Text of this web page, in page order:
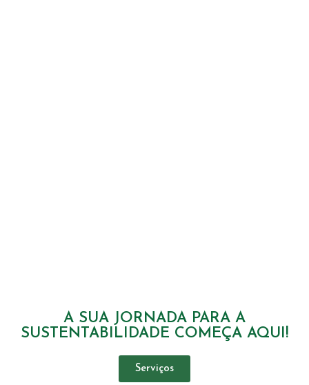
A SUA JORNADA PARA A
SUSTENTABILIDADE COMEÇA AQUI!
Serviços